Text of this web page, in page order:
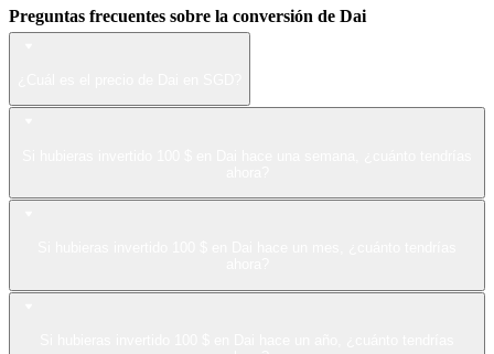
Preguntas frecuentes sobre la conversión de Dai